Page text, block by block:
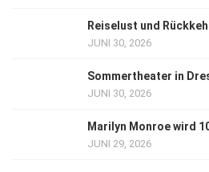
Reiselust und
JUNI 30, 2026
Sommertheater in
JUNI 30, 2026
Marilyn Monroe wird
JUNI 29, 2026